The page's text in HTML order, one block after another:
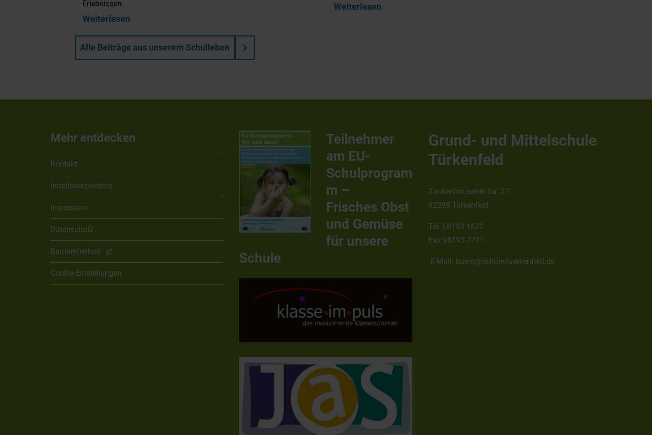
Erlebnissen.
Weiterlesen
Weiterlesen
Alle Beiträge aus unserem Schulleben
Mehr entdecken
Kontakt
Inhaltsverzeichnis
Impressum
Datenschutz
Barrierefreiheit
Cookie Einstellungen
Teilnehmer
am EU-
Schulprogram
m –
Frisches Obst
und Gemüse
für unsere
Schule
Grund- und Mittelschule
Türkenfeld
Zankenhausener Str. 27
82299 Türkenfeld
Tel. 08193 1622
Fax 08193 7711
E-Mail: buero@schule-tuerkenfeld.de